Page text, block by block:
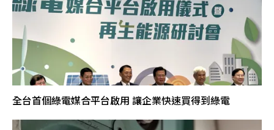
全台首個綠電媒合平台啟用 讓企業快速買得到綠電